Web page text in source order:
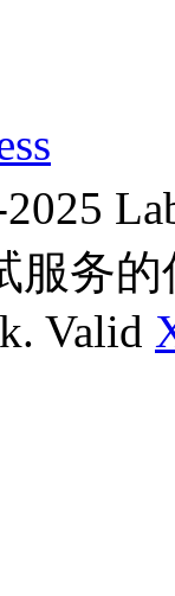
服务
Valid